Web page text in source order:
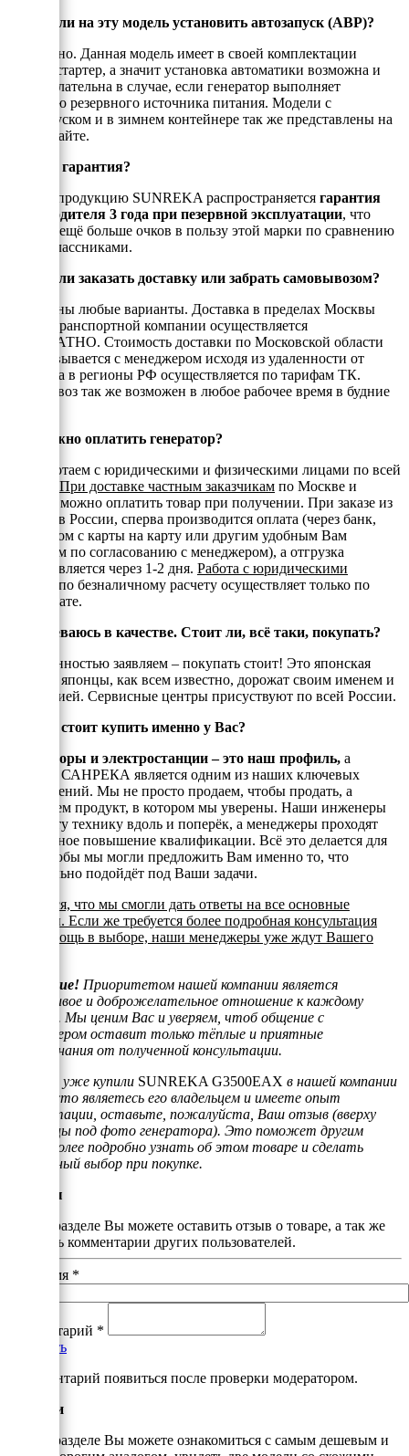
Можно ли на эту модель установить автозапуск (АВР)?
Да, можно. Данная модель имеет в своей комплектации
электростартер, а значит установка автоматики возможна и
даже желательна в случае, если генератор выполняет
функцию резервного источника питания. Модели с
автозапуском и в зимнем контейнере так же представлены на
нашем сайте.
Есть ли гарантия?
На всю продукцию SUNREKA распространяется гарантия
производителя 3 года при пезервной эксплуатации, что
добалят ещё больше очков в пользу этой марки по сравнению
с одноклассниками.
Можно ли заказать доставку или забрать самовывозом?
Возможны любые варианты. Доставка в пределах Москвы
или до транспортной компании осуществляется
БЕСПЛАТНО. Стоимость доставки по Московской области
согласовывается с менеджером исходя из удаленности от
МКАД, а в регионы РФ осуществляется по тарифам ТК.
Самовывоз так же возможен в любое рабочее время в будние
Как можно оплатить генератор?
Мы работаем с юридическими и физическими лицами по всей
При доставке частным заказчикам по Москве и
области можно оплатить товар при получении. При заказе из
регионов России, сперва производится оплата (через банк,
переводом с карты на карту или другим удобным Вам
способом по согласованию с менеджером), а отгрузка
осуществляется через 1-2 дня. Работа с юридическими
по безналичному расчету осуществляет только по
предоплате.
Я сомневаюсь в качестве. Стоит ли, всё таки, покупать?
С уверенностью заявляем – покупать стоит! Это японская
марка, а японцы, как всем известно, дорожат своим именем и
репутацией. Сервисные центры присуствуют по всей России.
Почему стоит купить именно у Вас?
Генераторы и электростанции – это наш профиль, а
техника САНРЕКА является одним из наших ключевых
направлений. Мы не просто продаем, чтобы продать, а
реализуем продукт, в котором мы уверены. Наши инженеры
знают эту технику вдоль и поперёк, а менеджеры проходят
постоянное повышение квалификации. Всё это делается для
того, чтобы мы могли предложить Вам именно то, что
оптимально подойдёт под Ваши задачи.
Надеемся, что мы смогли дать ответы на все основные
вопросы. Если же требуется более подробная консультация
или помощь в выборе, наши менеджеры уже ждут Вашего
Внимание! Приоритетом нашей компании является
отзывчивое и доброжелательное отношение к каждому
клиенту. Мы ценим Вас и уверяем, чтоб общение с
менеджером оставит только тёплые и приятные
воспоминания от полученной консультации.
Если Вы уже купили SUNREKA G3500EAX в нашей компании
или просто являетесь его владельцем и имеете опыт
эксплуатации, оставьте, пожалуйста, Ваш отзыв (вверху
страницы под фото генератора). Это поможет другим
людям более подробно узнать об этом товаре и сделать
правильный выбор при покупке.
Отзывы
В этом разделе Вы можете оставить отзыв о товаре, а так же
почитать комментарии других пользователей.
Ваше имя *
Комментарий *
Добавить
*Комментарий появиться после проверки модератором.
Аналоги
В этом разделе Вы можете ознакомиться с самым дешевым и